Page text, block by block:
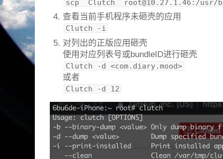
scp  Clutch root@10.27.1.46 :/usr/
查看当前手机程序未砸壳的应用
Clutch -i
对列出的正版应用砸壳
使用对应列表号或bundleID进行砸壳
Clutch -d <com.diary.mood>
或者
Clutch -d 12